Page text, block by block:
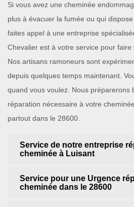
Si vous avez une cheminée
plus à évacuer la fumée ou qui
faites appel à une entreprise
Chevalier est à votre service pour faire
Nos artisans ramoneurs sont
depuis quelques temps maintenant.
quand vous voulez. Nous préparerons
réparation nécessaire à votre
partout dans le 28600.
Service de notre entreprise
cheminée à Luisant
Service pour une Urgence
cheminée dans le 28600